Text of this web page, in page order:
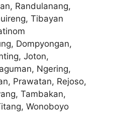
Randulanang,
Tibayan
Dompyongan,
Joton,
Ngering,
Prawatan, Rejoso,
Tambakan,
Wonoboyo